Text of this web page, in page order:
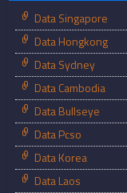
Data Singapore
Data Hongkong
Data Sydney
Data Cambodia
Data Bullseye
Data Pcso
Data Korea
Data Laos